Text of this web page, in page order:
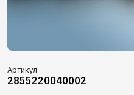
Артикул
2855220040002